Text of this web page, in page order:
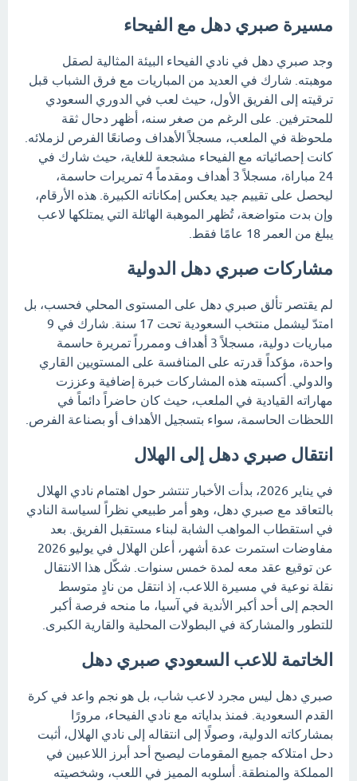
مسيرة صبري دهل مع الفيحاء
وجد صبري دهل في نادي الفيحاء البيئة المثالية لصقل
موهبته. شارك في العديد من المباريات مع فرق الشباب قبل
ترقيته إلى الفريق الأول، حيث لعب في الدوري السعودي
للمحترفين. على الرغم من صغر سنه، أظهر دحال ثقة
ملحوظة في الملعب، مسجلاً الأهداف وصانعًا الفرص لزملائه.
كانت إحصائياته مع الفيحاء مشجعة للغاية، حيث شارك في
24 مباراة، مسجلاً 3 أهداف ومقدماً 4 تمريرات حاسمة،
ليحصل على تقييم جيد يعكس إمكاناته الكبيرة. هذه الأرقام،
وإن بدت متواضعة، تُظهر الموهبة الهائلة التي يمتلكها لاعب
يبلغ من العمر 18 عامًا فقط.
مشاركات صبري دهل الدولية
لم يقتصر تألق صبري دهل على المستوى المحلي فحسب، بل
امتدّ ليشمل منتخب السعودية تحت 17 سنة. شارك في 9
مباريات دولية، مسجلاً 3 أهداف وممرراً تمريرة حاسمة
واحدة، مؤكداً قدرته على المنافسة على المستويين القاري
والدولي. أكسبته هذه المشاركات خبرة إضافية وعززت
مهاراته القيادية في الملعب، حيث كان حاضراً دائماً في
اللحظات الحاسمة، سواء بتسجيل الأهداف أو بصناعة الفرص.
انتقال صبري دهل إلى الهلال
في يناير 2026، بدأت الأخبار تنتشر حول اهتمام نادي الهلال
بالتعاقد مع صبري دهل، وهو أمر طبيعي نظراً لسياسة النادي
في استقطاب المواهب الشابة لبناء مستقبل الفريق. بعد
مفاوضات استمرت عدة أشهر، أعلن الهلال في يوليو 2026
عن توقيع عقد معه لمدة خمس سنوات. شكّل هذا الانتقال
نقلة نوعية في مسيرة اللاعب، إذ انتقل من نادٍ متوسط ​​
الحجم إلى أحد أكبر الأندية في آسيا، ما منحه فرصة أكبر
للتطور والمشاركة في البطولات المحلية والقارية الكبرى.
الخاتمة للاعب السعودي صبري دهل
صبري دهل ليس مجرد لاعب شاب، بل هو نجم واعد في كرة
القدم السعودية. فمنذ بداياته مع نادي الفيحاء، مرورًا
بمشاركاته الدولية، وصولًا إلى انتقاله إلى نادي الهلال، أثبت
دحل امتلاكه جميع المقومات ليصبح أحد أبرز اللاعبين في
المملكة والمنطقة. أسلوبه المميز في اللعب، وشخصيته